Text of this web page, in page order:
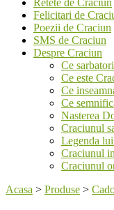
Felicitari de
Poezii de Craciun
SMS de Craciun
Despre Craciun
Ce
Ce este
Ce
Ce
Nasterea
Craciunul
Legenda
Craciunul
Craciunul
Acasa > Produse >